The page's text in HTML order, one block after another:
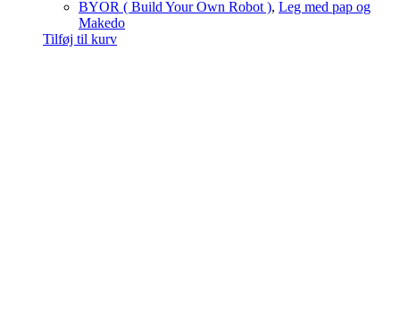
BYOR ( Build Your Own Robot ), Leg med pap og
Makedo
Tilføj til kurv